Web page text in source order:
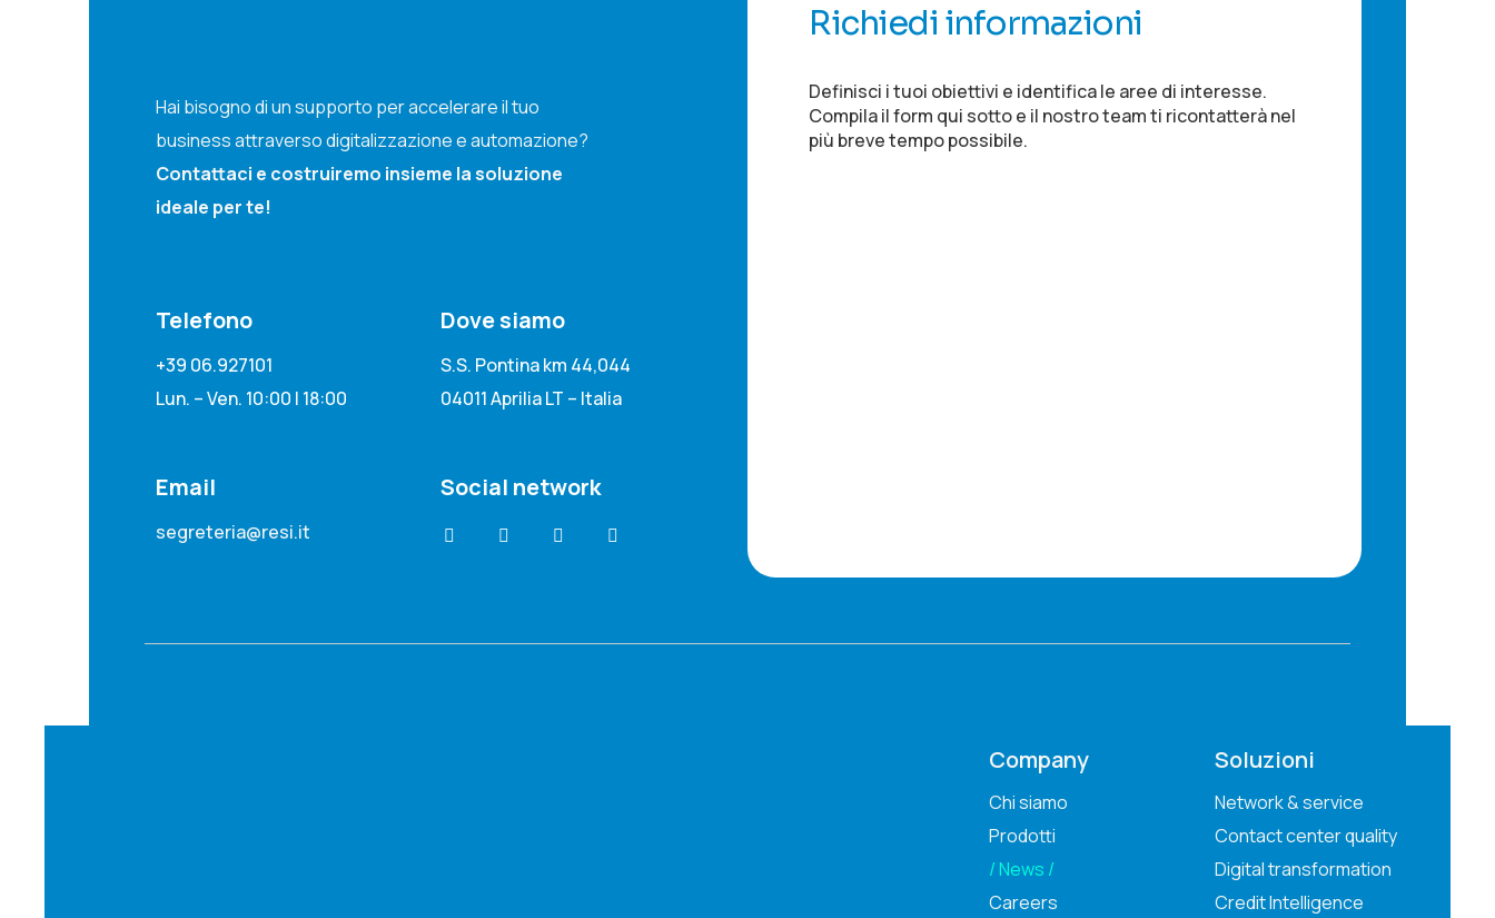
Hai bisogno di un supporto per accelerare il tuo
business attraverso digitalizzazione e automazione?
Contattaci e costruiremo insieme la soluzione
ideale per te!
Telefono Dove siamo
+39 06.927101
Lun. – Ven. 10:00 | 18:00
S.S. Pontina km 44,044
04011 Aprilia LT – Italia
Email Social network
segreteria@resi.it
Richiedi informazioni
Definisci i tuoi obiettivi e identifica le aree di interesse.
Compila il form qui sotto e il nostro team ti ricontatterà nel
più breve tempo possibile.
Company
Chi siamo
Prodotti
News
Careers
Soluzioni
Network & service
Contact center quality
Digital transformation
Credit Intelligence